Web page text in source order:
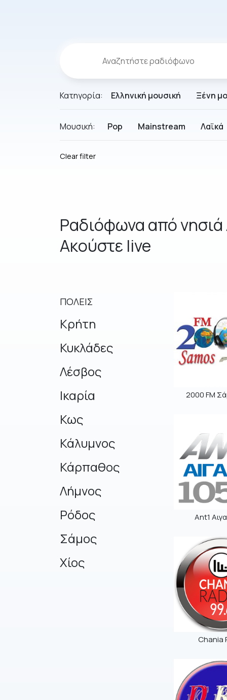
Κατηγορία: Ελληνική μουσική Ξένη
Μουσική: Pop Mainstream Λαϊκά
Clear filter
Ραδιόφωνα από νησιά
Aκούστε live
ΠΟΛΕΙΣ
Κρήτη
Κυκλάδες
Λέσβος
Ικαρία
Κως
Κάλυμνος
Κάρπαθος
Λήμνος
Ρόδος
Σάμος
Χίος
2000 FM
Ant1
Chania